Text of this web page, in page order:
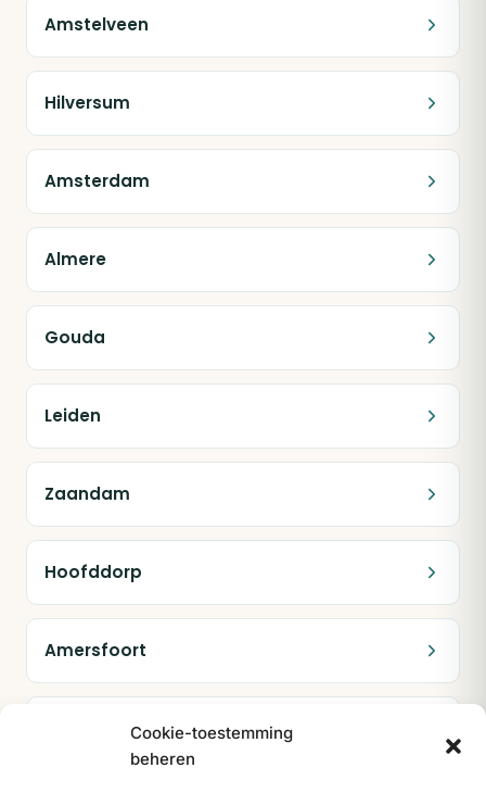
Cookie-toestemming
beheren
Amstelveen
Hilversum
Amsterdam
Almere
Gouda
Leiden
Zaandam
Hoofddorp
Amersfoort